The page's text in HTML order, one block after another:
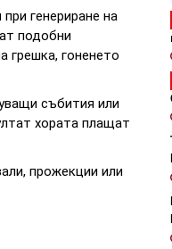
генериране на
подобни
грешка, гоненето
събития или
хората плащат
прожекции или